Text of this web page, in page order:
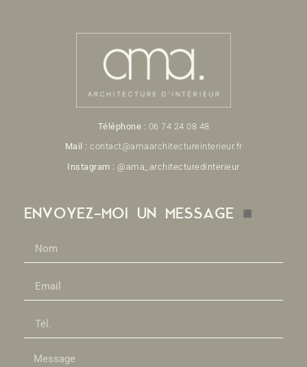
Téléphone : 06 74 24 08 48
Mail : contact@amaarchitectureinterieur.fr
Instagram : @ama_architecturedinterieur
ENVOYEZ-MOI UN MESSAGE ■